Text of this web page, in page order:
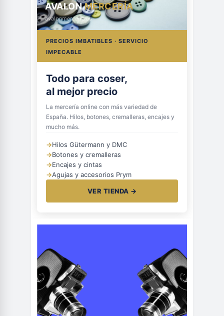
AVALONMERCERÍA
avalonmerceria.es
PRECIOS IMBATIBLES · SERVICIO
IMPECABLE
Todo para coser,
al mejor precio
La mercería online con más variedad de
España. Hilos, botones, cremalleras, encajes y
mucho más.
→Hilos Gütermann y DMC
→Botones y cremalleras
→Encajes y cintas
→Agujas y accesorios Prym
VER TIENDA →